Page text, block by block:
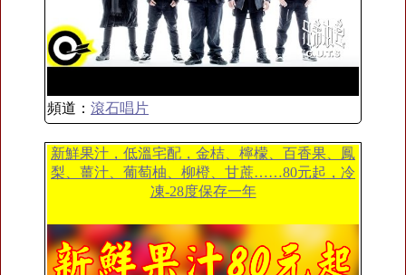
頻道： 滾石唱片
新鮮果汁，低溫宅配，金桔、檸檬、百香果、鳳
梨、薑汁、葡萄柚、柳橙、甘蔗……80元起，冷
凍-28度保存一年